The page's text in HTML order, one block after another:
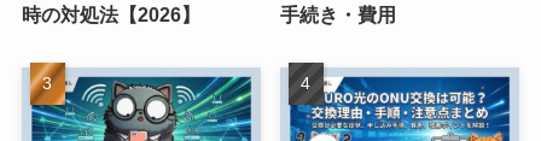
時の対処法【2026】
手続き・費用